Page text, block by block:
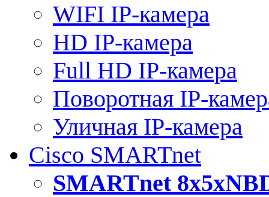
WIFI IP-камера
HD IP-камера
Full HD IP-камера
Поворотная IP-
Уличная IP-камера
Cisco SMARTnet
SMARTnet